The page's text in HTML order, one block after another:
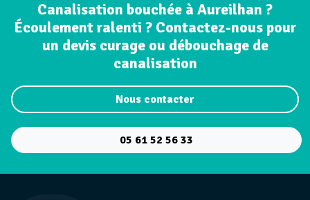
Canalisation bouchée à Aureilhan ?
Écoulement ralenti ? Contactez-nous pour
un devis curage ou débouchage de
canalisation
Nous contacter
05 61 52 56 33